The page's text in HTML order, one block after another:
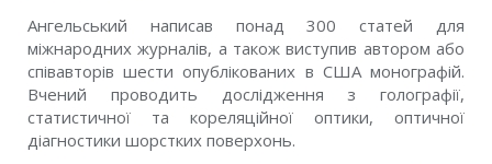
Ангельський написав понад 300 статей для
міжнародних журналів, а також виступив автором або
співавторів шести опублікованих в США монографій.
Вчений проводить дослідження з голографії,
статистичної та кореляційної оптики, оптичної
діагностики шорстких поверхонь.